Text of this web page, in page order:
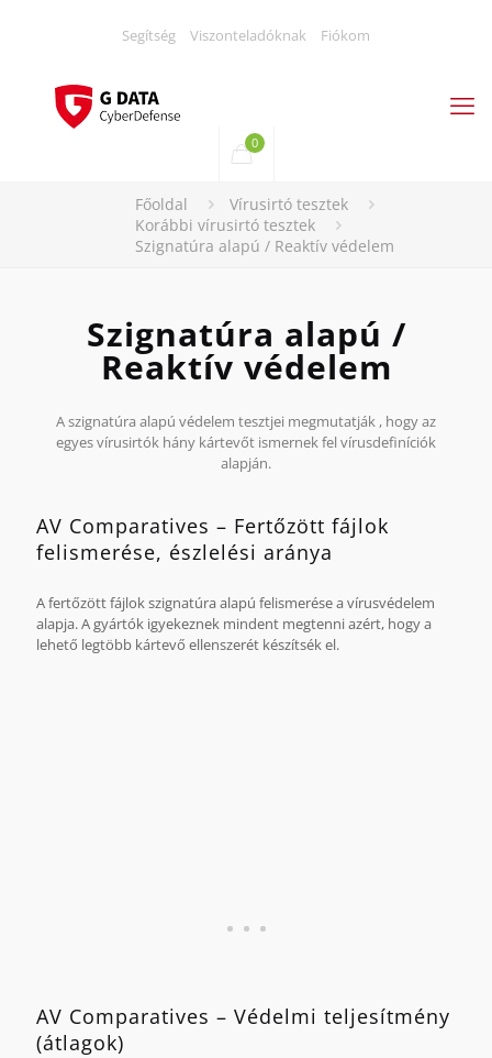
Segítség Viszonteladóknak Fiókom
0
Főoldal
Vírusirtó tesztek
Korábbi vírusirtó tesztek
Szignatúra alapú / Reaktív védelem
Szignatúra alapú /
Reaktív védelem
A szignatúra alapú védelem tesztjei megmutatják , hogy az
egyes vírusirtók hány kártevőt ismernek fel vírusdefiníciók
alapján.
AV Comparatives – Fertőzött fájlok
felismerése, észlelési aránya
A fertőzött fájlok szignatúra alapú felismerése a vírusvédelem
alapja. A gyártók igyekeznek mindent megtenni azért, hogy a
lehető legtöbb kártevő ellenszerét készítsék el.
AV Comparatives – Védelmi teljesítmény
(átlagok)